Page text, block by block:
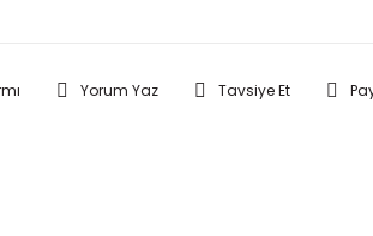
Yorum Yaz Tavsiye Et